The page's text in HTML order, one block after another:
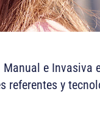
e
referentes y